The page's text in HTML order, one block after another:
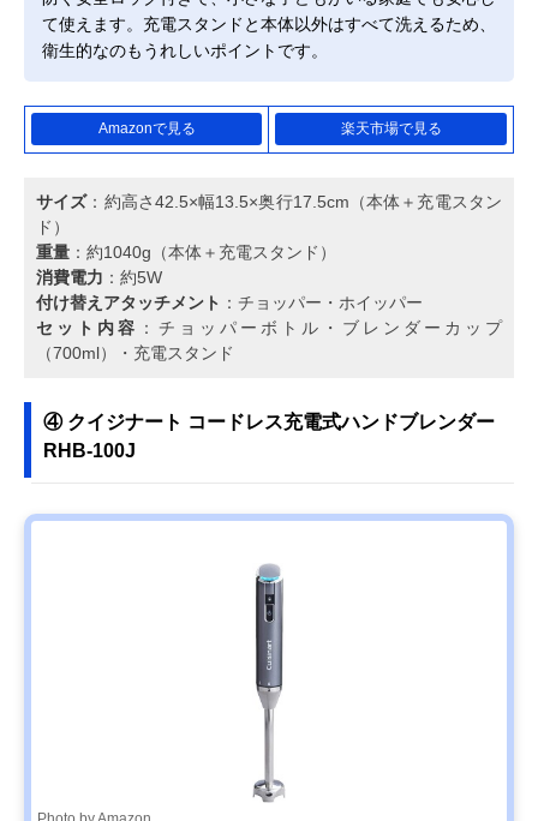
て使えます。充電スタンドと本体以外はすべて洗えるため、
衛生的なのもうれしいポイントです。
Amazonで見る 楽天市場で見る
サイズ：約高さ42.5×幅13.5×奥行17.5cm（本体＋充電スタン
ド）
重量 ：約1040g（本体＋充電スタンド）
消費電力 ：約5W
付け替えアタッチメント ：チョッパー・ホイッパー
セット内容 ：チョッパーボトル・ブレンダーカップ
（700ml）・充電スタンド
④ クイジナート コードレス充電式ハンドブレンダー
RHB-100J